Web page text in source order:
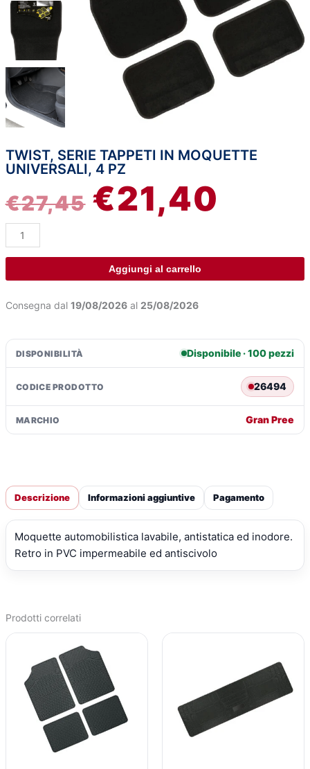
TWIST, SERIE TAPPETI IN MOQUETTE
UNIVERSALI, 4 PZ
€27,45
IL
PREZZO
ERA:
€21,40
IL
È:
Twist,
serie
in
universali,
4
quantità
Aggiungi al carrello
Consegna dal 19/08/2026al 25/08/2026
DISPONIBILITÀ Disponibile · 100 pezzi
CODICE PRODOTTO 26494
MARCHIO Gran Pree
Descrizione Informazioni aggiuntive Pagamento
Moquette automobilistica lavabile, antistatica ed inodore.
Retro in PVC impermeabile ed antiscivolo
Prodotti correlati
PREZZO
ORIGINALE
ERA:
€51,85.
PREZZO
ATTUALE
È:
€38,23.
€28,67.
ATTUALE
È:
€22,24.